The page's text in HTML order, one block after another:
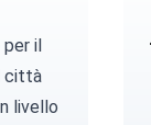
per il
città
livello